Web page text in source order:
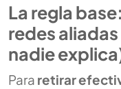
La regla
redes
nadie
Para retirar